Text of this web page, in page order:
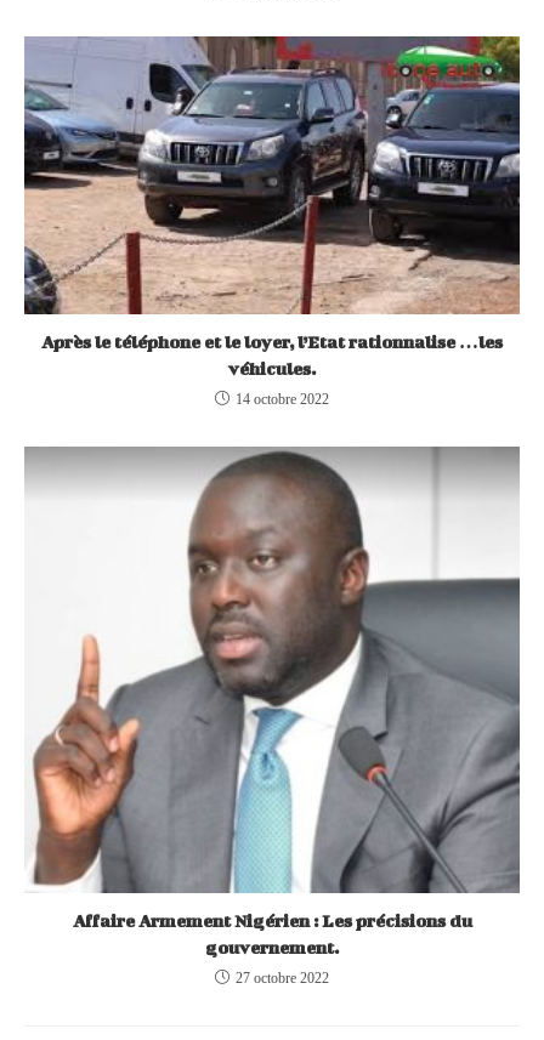
Après le téléphone et le loyer, l’Etat rationnalise …les
véhicules.
14 octobre 2022
Affaire Armement Nigérien : Les précisions du
gouvernement.
27 octobre 2022